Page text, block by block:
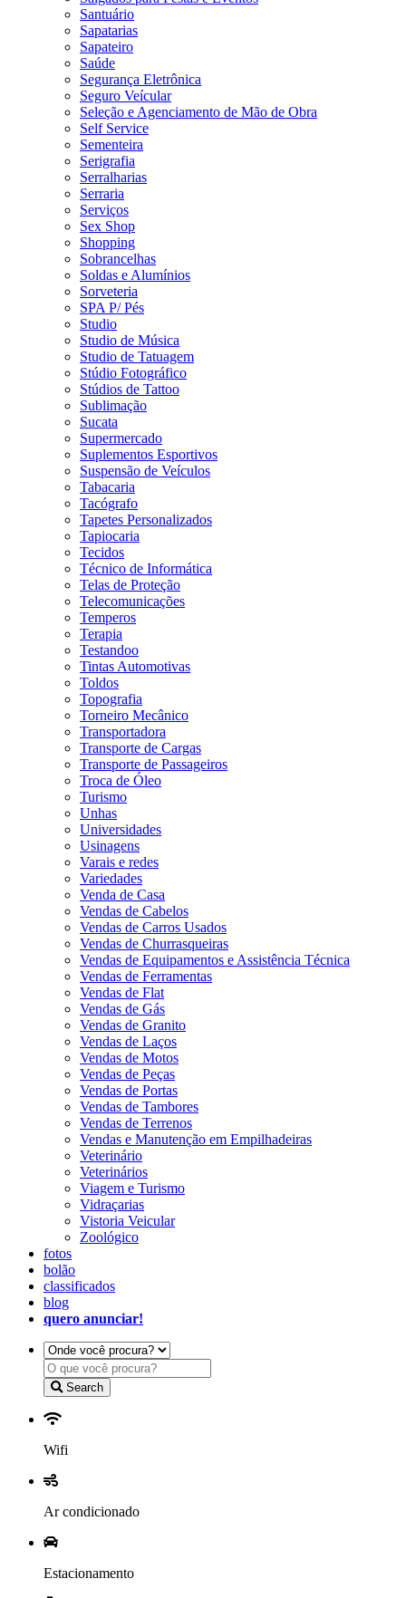
Santuário
Sapatarias
Sapateiro
Saúde
Segurança Eletrônica
Seguro Veícular
Seleção e Agenciamento de Mão de Obra
Self Service
Sementeira
Serigrafia
Serralharias
Serraria
Serviços
Sex Shop
Shopping
Sobrancelhas
Soldas e Alumínios
Sorveteria
SPA P/ Pés
Studio
Studio de Música
Studio de Tatuagem
Stúdio Fotográfico
Stúdios de Tattoo
Sublimação
Sucata
Supermercado
Suplementos Esportivos
Suspensão de Veículos
Tabacaria
Tacógrafo
Tapetes Personalizados
Tapiocaria
Tecidos
Técnico de Informática
Telas de Proteção
Telecomunicações
Temperos
Terapia
Testandoo
Tintas Automotivas
Toldos
Topografia
Torneiro Mecânico
Transportadora
Transporte de Cargas
Transporte de Passageiros
Troca de Óleo
Turismo
Unhas
Universidades
Usinagens
Varais e redes
Variedades
Venda de Casa
Vendas de Cabelos
Vendas de Carros Usados
Vendas de Churrasqueiras
Vendas de Equipamentos e Assistência Técnica
Vendas de Ferramentas
Vendas de Flat
Vendas de Gás
Vendas de Granito
Vendas de Laços
Vendas de Motos
Vendas de Peças
Vendas de Portas
Vendas de Tambores
Vendas de Terrenos
Vendas e Manutenção em Empilhadeiras
Veterinário
Veterinários
Viagem e Turismo
Vidraçarias
Vistoria Veicular
Zoológico
fotos
bolão
classificados
blog
quero anunciar!
Search
Wifi
Ar condicionado
Estacionamento